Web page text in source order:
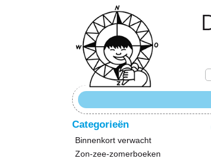
Categorieën
Binnenkort verwacht
Zon-zee-zomerboeken